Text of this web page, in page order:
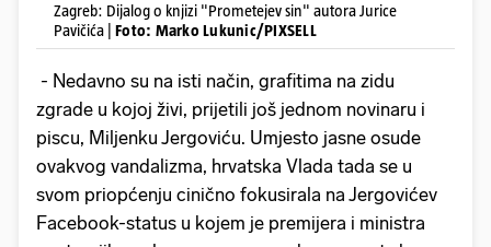
Zagreb: Dijalog o knjizi "Prometejev sin" autora Jurice
Pavičića | Foto: Marko Lukunic/PIXSELL
- Nedavno su na isti način, grafitima na zidu
zgrade u kojoj živi, prijetili još jednom novinaru i
piscu, Miljenku Jergoviću. Umjesto jasne osude
ovakvog vandalizma, hrvatska Vlada tada se u
svom priopćenju cinično fokusirala na Jergovićev
Facebook-status u kojem je premijera i ministra